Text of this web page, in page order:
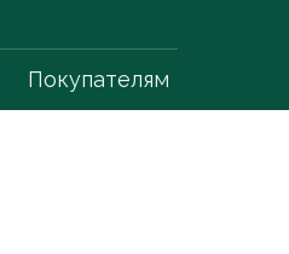
Покупателям